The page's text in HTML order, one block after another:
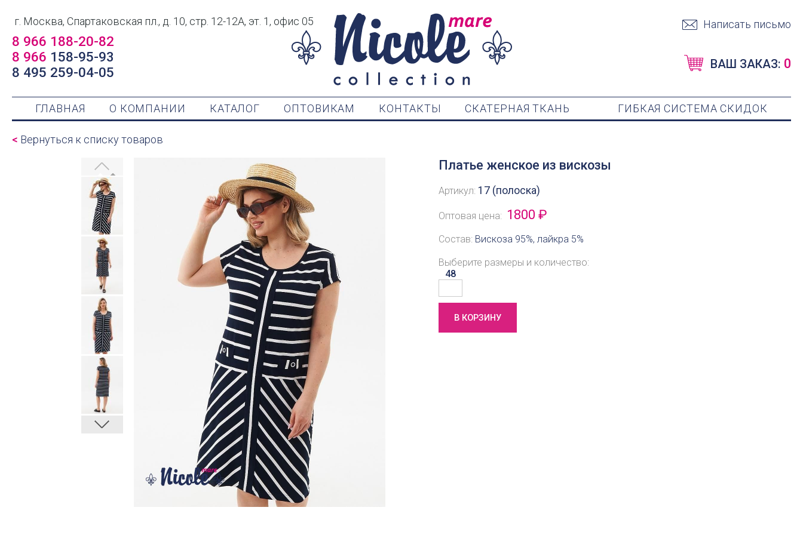
г. Москва, Спартаковская пл., д. 10, стр. 12-12А, эт. 1, офис 05
8 966 188-20-82
8 966 158-95-93
8 495 259-04-05
Написать письмо
ВАШ ЗАКАЗ: 0
ГЛАВНАЯ О КОМПАНИИ КАТАЛОГ ОПТОВИКАМ КОНТАКТЫ СКАТЕРНАЯ ТКАНЬ ГИБКАЯ СИСТЕМА СКИДОК
< Вернуться к списку товаров
Платье женское из вискозы
Артикул: 17 (полоска)
Оптовая цена: 1800 ₽
Состав: Вискоза 95%, лайкра 5%
Выберите размеры и количество:
48
В КОРЗИНУ